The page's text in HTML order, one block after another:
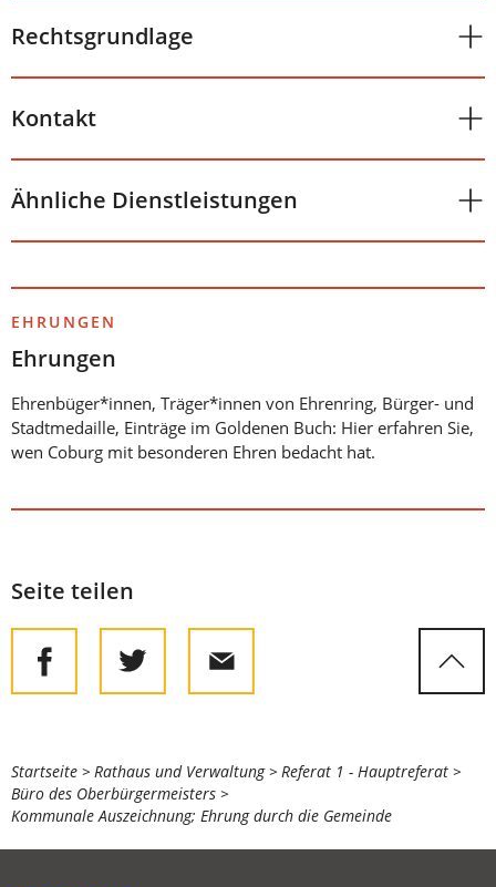
Rechtsgrundlage
Kontakt
Ähnliche Dienstleistungen
EHRUNGEN
Ehrungen
Ehrenbüger*innen, Träger*innen von Ehrenring, Bürger- und
Stadtmedaille, Einträge im Goldenen Buch: Hier erfahren Sie,
wen Coburg mit besonderen Ehren bedacht hat.
Seite teilen
Sie
befinden
sich
Startseite Rathaus und Verwaltung
Referat 1 - Hauptreferat
Büro des Oberbürgermeisters
Kommunale Auszeichnung; Ehrung durch die Gemeinde